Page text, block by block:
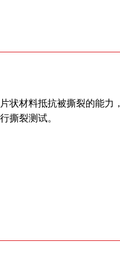
状材料抵抗被撕裂的能力，
撕裂测试。